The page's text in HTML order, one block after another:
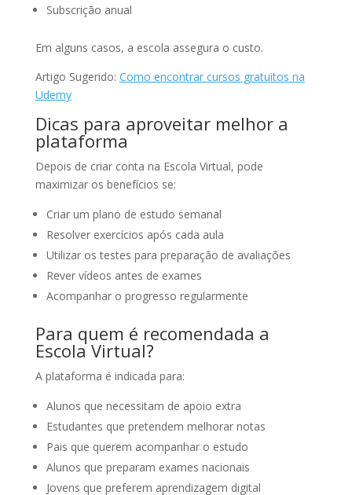
Subscrição anual
Em alguns casos, a escola assegura o custo.
Artigo Sugerido: Como encontrar cursos gratuitos na
Udemy
Dicas para aproveitar melhor a
plataforma
Depois de criar conta na Escola Virtual, pode
maximizar os benefícios se:
Criar um plano de estudo semanal
Resolver exercícios após cada aula
Utilizar os testes para preparação de avaliações
Rever vídeos antes de exames
Acompanhar o progresso regularmente
Para quem é recomendada a
Escola Virtual?
A plataforma é indicada para:
Alunos que necessitam de apoio extra
Estudantes que pretendem melhorar notas
Pais que querem acompanhar o estudo
Alunos que preparam exames nacionais
Jovens que preferem aprendizagem digital